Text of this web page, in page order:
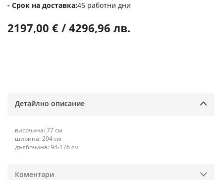
Срок на доставка 45 работни дни
2197,00 € / 4296,96 лв.
Детайлно описание
височина: 77 см
ширина: 294 см
дълбочина: 94-176 см
Коментари